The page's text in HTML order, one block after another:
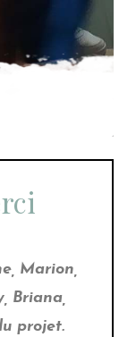
Marion,
Briana,
projet.